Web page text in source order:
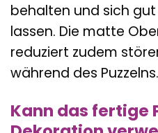
behalten und sich
lassen. Die matte
reduziert zudem
während des Puzzelns.
Kann das fertige